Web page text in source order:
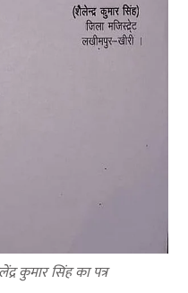
कुमार सिंह का पत्र